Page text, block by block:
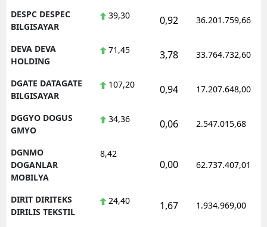
DESPC DESPEC
BILGISAYAR
39,30 0,92 36.201.759,66
DEVA DEVA
HOLDING
71,45 3,78 33.764.732,60
DGATE DATAGATE
BILGISAYAR
107,20 0,94 17.207.648,00
DGGYO DOGUS
GMYO
34,36 0,06 2.547.015,68
DGNMO
DOGANLAR
MOBILYA
8,42
0,00 62.737.407,01
DIRIT DIRITEKS
DIRILIS TEKSTIL
24,40 1,67 1.934.969,00